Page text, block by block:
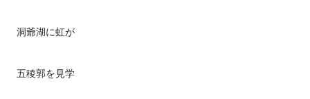
洞爺湖に虹が
五稜郭を見学